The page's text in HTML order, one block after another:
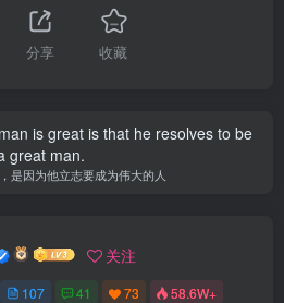
分享 收藏
is great is that he resolves to be
great man.
是因为他立志要成为伟大的人
关注
107 41 73 58.6W+